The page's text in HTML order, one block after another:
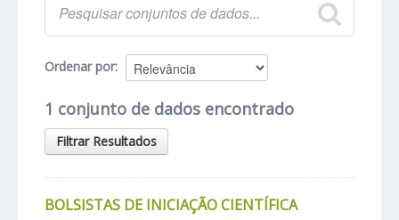
Ordenar por
1 conjunto de dados encontrado
Filtrar Resultados
BOLSISTAS DE INICIAÇÃO CIENTÍFICA